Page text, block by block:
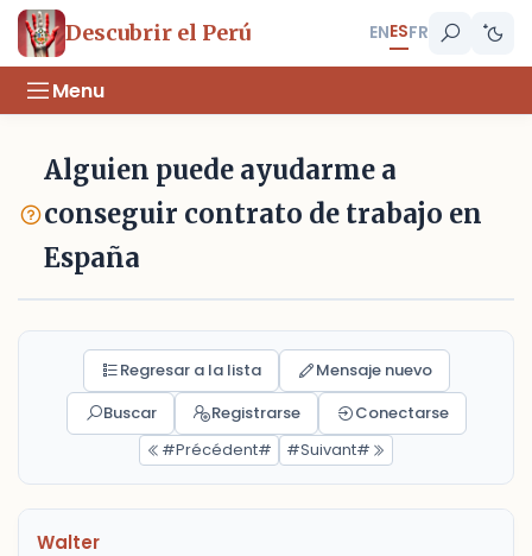
Descubrir el Perú ENESFR
Menu
Alguien puede ayudarme a
conseguir contrato de trabajo en
España
Regresar a la lista
Mensaje nuevo
Buscar
Registrarse
Conectarse
#Précédent#
#Suivant#
Walter